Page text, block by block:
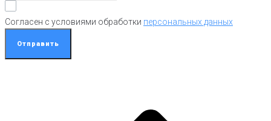
Согласен с условиями обработки персональных данных
Отправить